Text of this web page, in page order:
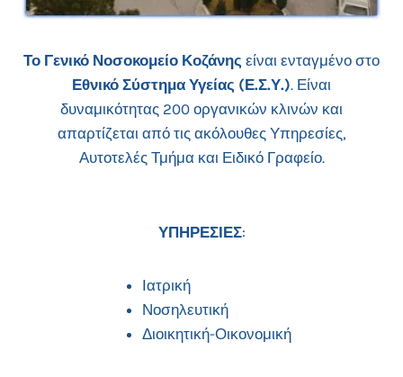
Το Γενικό Νοσοκομείο Κοζάνης είναι ενταγμένο στο
Εθνικό Σύστημα Υγείας (Ε.Σ.Υ.). Είναι
δυναμικότητας 200 οργανικών κλινών και
απαρτίζεται από τις ακόλουθες Υπηρεσίες,
Αυτοτελές Τμήμα και Ειδικό Γραφείο.
ΥΠΗΡΕΣΙΕΣ:
Ιατρική
Νοσηλευτική
Διοικητική-Οικονομική